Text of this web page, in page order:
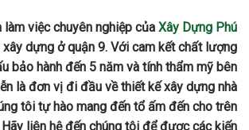
làm việc chuyên nghiệp của Xây Dựng Phú
dựng ở quận 9. Với cam kết chất lượng
bảo hành đến 5 năm và tính thẩm mỹ bên
là đơn vị đi đầu về thiết kế xây dựng nhà
tôi tự hào mang đến tổ ấm đến cho trên
liên hệ đến chúng tôi để được các kiến